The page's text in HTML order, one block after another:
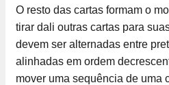
O resto das cartas formam o
tirar dali outras cartas para
devem ser alternadas entre
alinhadas em ordem
mover uma sequência de uma